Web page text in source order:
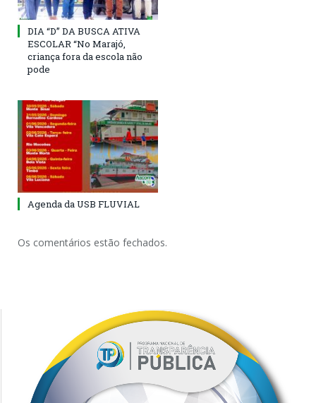
DIA “D” DA BUSCA ATIVA
ESCOLAR “No Marajó,
criança fora da escola não
pode
Agenda da USB FLUVIAL
Os comentários estão fechados.